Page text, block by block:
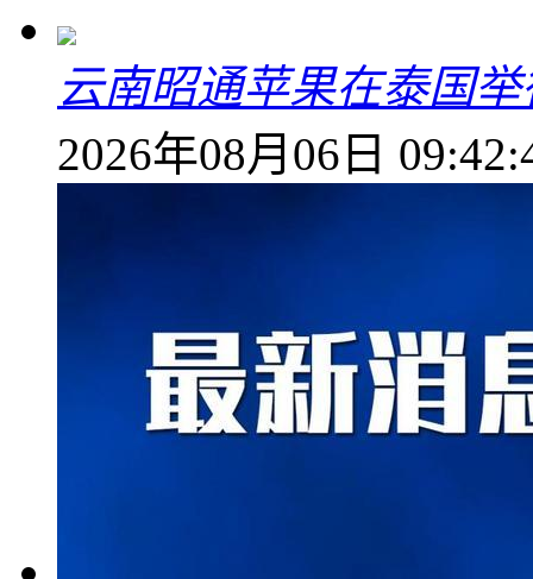
云南昭通苹果在泰国
2026年08月06日